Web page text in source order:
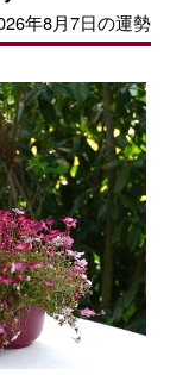
年8月7日の運勢